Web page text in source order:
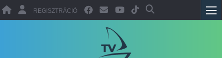
REGISZTRÁCIÓ